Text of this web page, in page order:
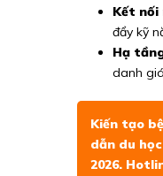
Kết nối
đẩy kỹ
Hạ
danh
Kiến tạo
dẫn du
2026.